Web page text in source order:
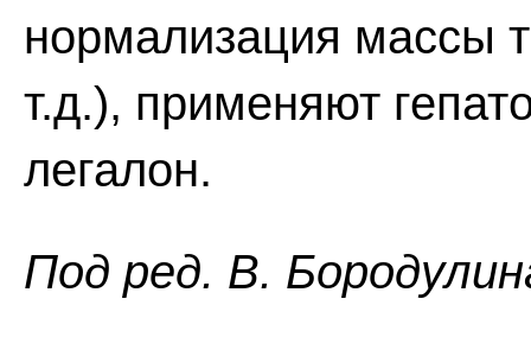
нормализация массы
т.д.), применяют
легалон.
Пoд peд. B.